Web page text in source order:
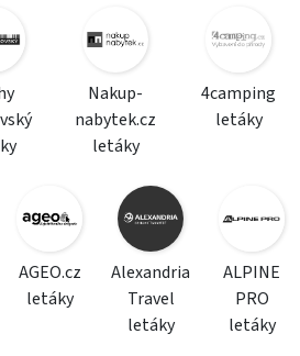
Nakup-
nabytek.cz
letáky
4camping
letáky
AGEO.cz
letáky
Alexandria
Travel
letáky
ALPINE
PRO
letáky